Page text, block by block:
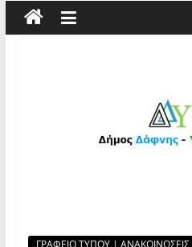
ΓΡΑΦΕΙΟ ΤΥΠΟΥ | ΑΝΑΚΟΙΝΩΣΕΙΣ